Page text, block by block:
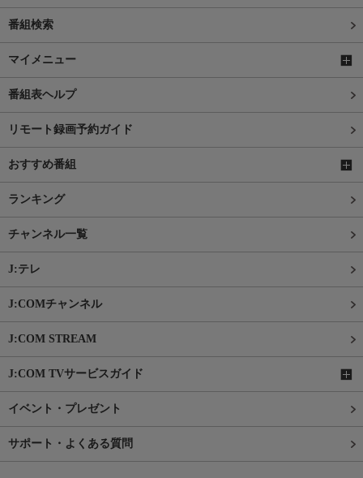
番組検索
マイメニュー
番組表ヘルプ
リモート録画予約ガイド
おすすめ番組
ランキング
チャンネル一覧
J:テレ
J:COMチャンネル
J:COM STREAM
J:COM TVサービスガイド
イベント・プレゼント
サポート・よくある質問